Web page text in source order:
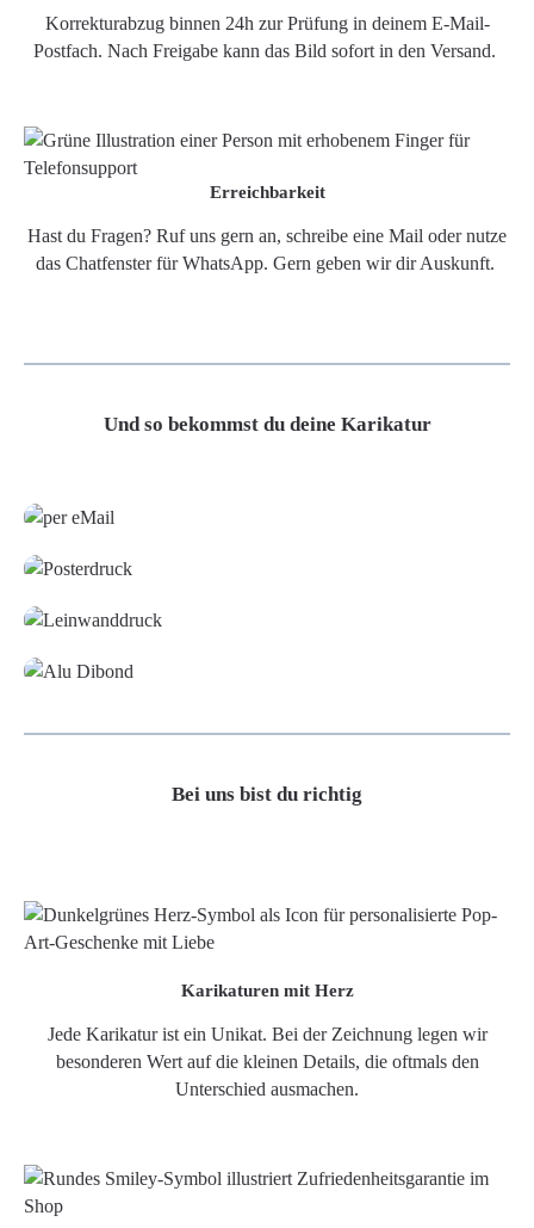
Korrekturabzug binnen 24h zur Prüfung in deinem E-Mail-
Postfach. Nach Freigabe kann das Bild sofort in den Versand.
Erreichbarkeit
Hast du Fragen? Ruf uns gern an, schreibe eine Mail oder nutze
das Chatfenster für WhatsApp. Gern geben wir dir Auskunft.
Und so bekommst du deine Karikatur
Bei uns bist du richtig
Karikaturen mit Herz
Jede Karikatur ist ein Unikat. Bei der Zeichnung legen wir
besonderen Wert auf die kleinen Details, die oftmals den
Unterschied ausmachen.